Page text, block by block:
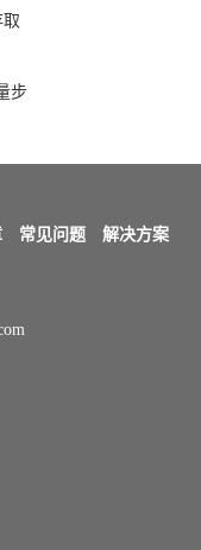
步
常见问题
解决方案